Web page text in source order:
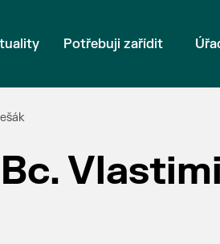
Potřebuji zařídit
Bc.